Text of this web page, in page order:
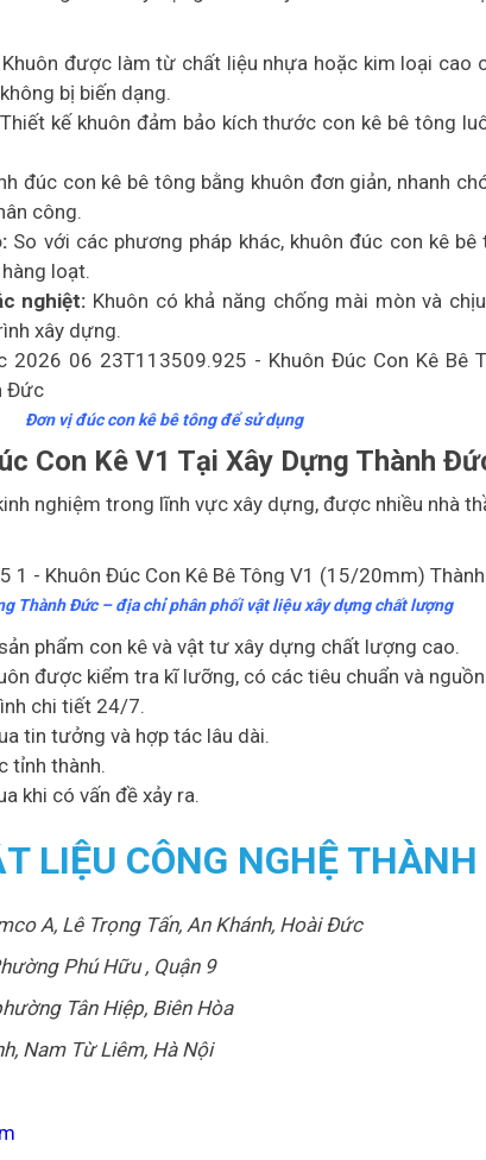
được làm từ chất liệu nhựa hoặc kim loại cao
bị biến dạng.
Thiết kế khuôn đảm bảo kích thước con kê bê tông
đúc con kê bê tông bằng khuôn đơn giản, nhanh
công.
So với các phương pháp khác, khuôn đúc con kê bê
loạt.
nghiệt: Khuôn có khả năng chống mài mòn và
xây dựng.
Đơn vị đúc con kê bê tông để sử dụng
Con Kê V1 Tại Xây Dựng Thành
nghiệm trong lĩnh vực xây dựng, được nhiều nhà
Thành Đức – địa chỉ phân phối vật liệu xây dựng chất lượng
phẩm con kê và vật tư xây dựng chất lượng cao.
được kiểm tra kĩ lưỡng, có các tiêu chuẩn và
chi tiết 24/7.
tin tưởng và hợp tác lâu dài.
tỉnh thành.
khi có vấn đề xảy ra.
LIỆU CÔNG NGHỆ
A, Lê Trọng Tấn, An Khánh, Hoài Đức
Phú Hữu , Quận 9
Tân Hiệp, Biên Hòa
Nam Từ Liêm, Hà Nội